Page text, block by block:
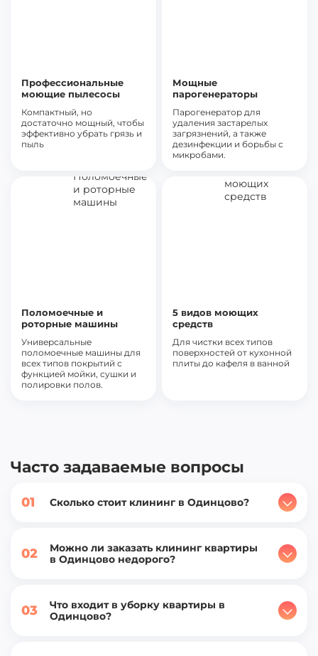
Профессиональные
моющие пылесосы
Компактный, но
достаточно мощный, чтобы
эффективно убрать грязь и
пыль
Мощные
парогенераторы
Парогенератор для
удаления застарелых
загрязнений, а также
дезинфекции и борьбы с
микробами.
Поломоечные и
роторные машины
Универсальные
поломоечные машины для
всех типов покрытий с
функцией мойки, сушки и
полировки полов.
5 видов моющих
средств
Для чистки всех типов
поверхностей от кухонной
плиты до кафеля в ванной
01 Сколько стоит клининг в Одинцово?
02
Можно ли заказать клининг квартиры
в Одинцово недорого?
03
Что входит в уборку квартиры в
Одинцово?
Часто задаваемые вопросы